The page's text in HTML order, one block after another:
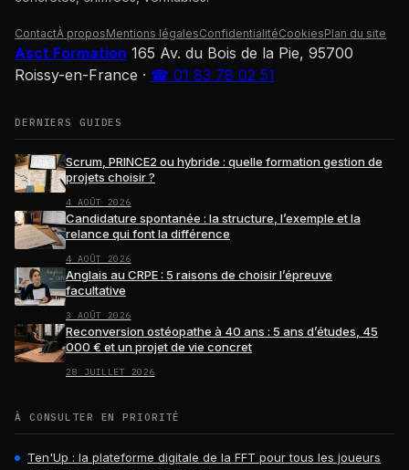
ContactÀ proposMentions légalesConfidentialitéCookiesPlan du site
Asct Formation 165 Av. du Bois de la Pie, 95700
Roissy-en-France · ☎ 01 83 78 02 51
DERNIERS GUIDES
Scrum, PRINCE2 ou hybride : quelle formation gestion de
projets choisir ?
4 AOÛT 2026
Candidature spontanée : la structure, l’exemple et la
relance qui font la différence
4 AOÛT 2026
Anglais au CRPE : 5 raisons de choisir l’épreuve
facultative
3 AOÛT 2026
Reconversion ostéopathe à 40 ans : 5 ans d’études, 45
000 € et un projet de vie concret
28 JUILLET 2026
À CONSULTER EN PRIORITÉ
Ten'Up : la plateforme digitale de la FFT pour tous les joueurs